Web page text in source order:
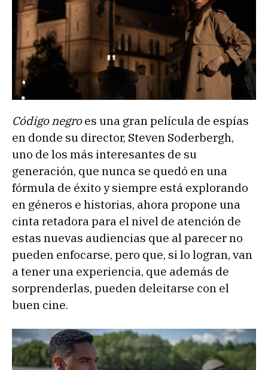
Código negroes una gran película de espías
en donde su director, Steven Soderbergh,
uno de los más interesantes de su
generación, que nunca se quedó en una
fórmula de éxito y siempre está explorando
en géneros e historias, ahora propone una
cinta retadora para el nivel de atención de
estas nuevas audiencias que al parecer no
pueden enfocarse, pero que, si lo logran, van
a tener una experiencia, que además de
sorprenderlas, pueden deleitarse con el
buen cine.